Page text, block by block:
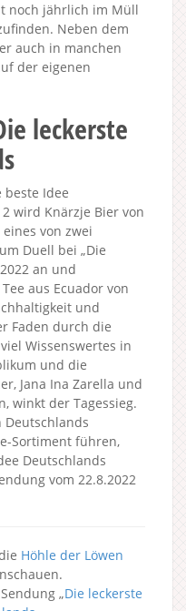
noch jährlich im Müll
Neben dem
auch in manchen
der eigenen
leckerste
beste Idee
wird Knärzje Bier von
von zwei
Duell bei „Die
an und
aus Ecuador von
und
Faden durch die
Wissenswertes in
und die
Jana Ina Zarella und
winkt der Tagessieg.
Sortiment führen,
Deutschlands
vom 22.8.2022
Höhle der Löwen
„Die leckerste